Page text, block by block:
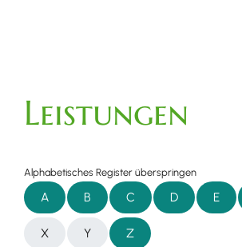
Leistungen
Alphabetisches Register überspringen
A B C D E
X Y Z